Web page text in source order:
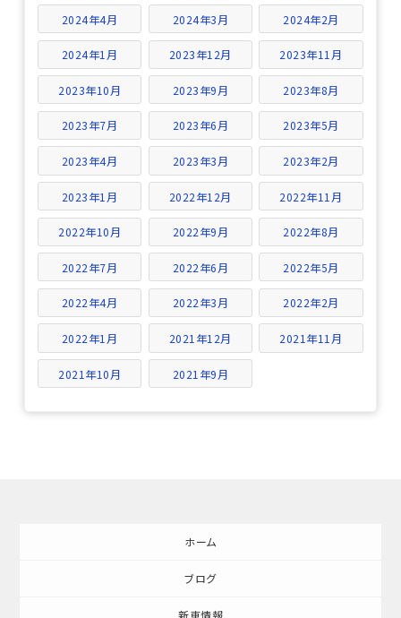
2024年4月 2024年3月 2024年2月
2024年1月 2023年12月 2023年11月
2023年10月 2023年9月 2023年8月
2023年7月 2023年6月 2023年5月
2023年4月 2023年3月 2023年2月
2023年1月 2022年12月 2022年11月
2022年10月 2022年9月 2022年8月
2022年7月 2022年6月 2022年5月
2022年4月 2022年3月 2022年2月
2022年1月 2021年12月 2021年11月
2021年10月 2021年9月
ホーム
ブログ
新車情報